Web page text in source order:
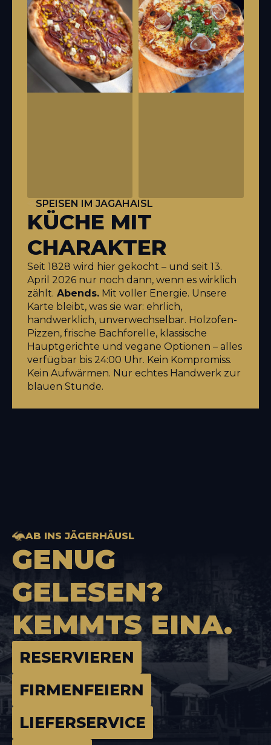
SPEISEN IM JAGAHAISL
KÜCHE MIT
CHARAKTER
Seit 1828 wird hier gekocht – und seit 13.
April 2026 nur noch dann, wenn es wirklich
zählt. Abends. Mit voller Energie. Unsere
Karte bleibt, was sie war: ehrlich,
handwerklich, unverwechselbar. Holzofen-
Pizzen, frische Bachforelle, klassische
Hauptgerichte und vegane Optionen – alles
verfügbar bis 24:00 Uhr. Kein Kompromiss.
Kein Aufwärmen. Nur echtes Handwerk zur
blauen Stunde.
AB INS JÄGERHÄUSL
GENUG
GELESEN?
KEMMTS EINA.
RESERVIEREN
FIRMENFEIERN
LIEFERSERVICE